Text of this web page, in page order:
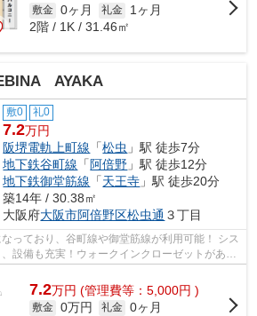
敷金 0ヶ月 礼金
1ヶ月
2階 / 1K / 31.46㎡
AYAKA
敷0 礼0
7.2万円
阪堺電軌上町線 「松虫 」駅 徒歩7分
地下鉄谷町線 「阿倍野 」駅 徒歩12分
地下鉄御堂筋線 「天王寺 」駅 徒歩20分
築14年 / 30.38㎡
大阪府大阪市阿倍野区松虫通 ３丁目
ており、谷町線や御堂筋線が利用可能！ シス
設備も充実！ウォークインクローゼットがあり
7.2万円 (管理費等：5,000円 )
敷金 0万円 礼金 0ヶ月